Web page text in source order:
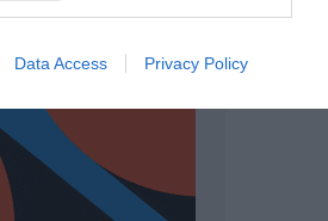
Data Access Privacy Policy